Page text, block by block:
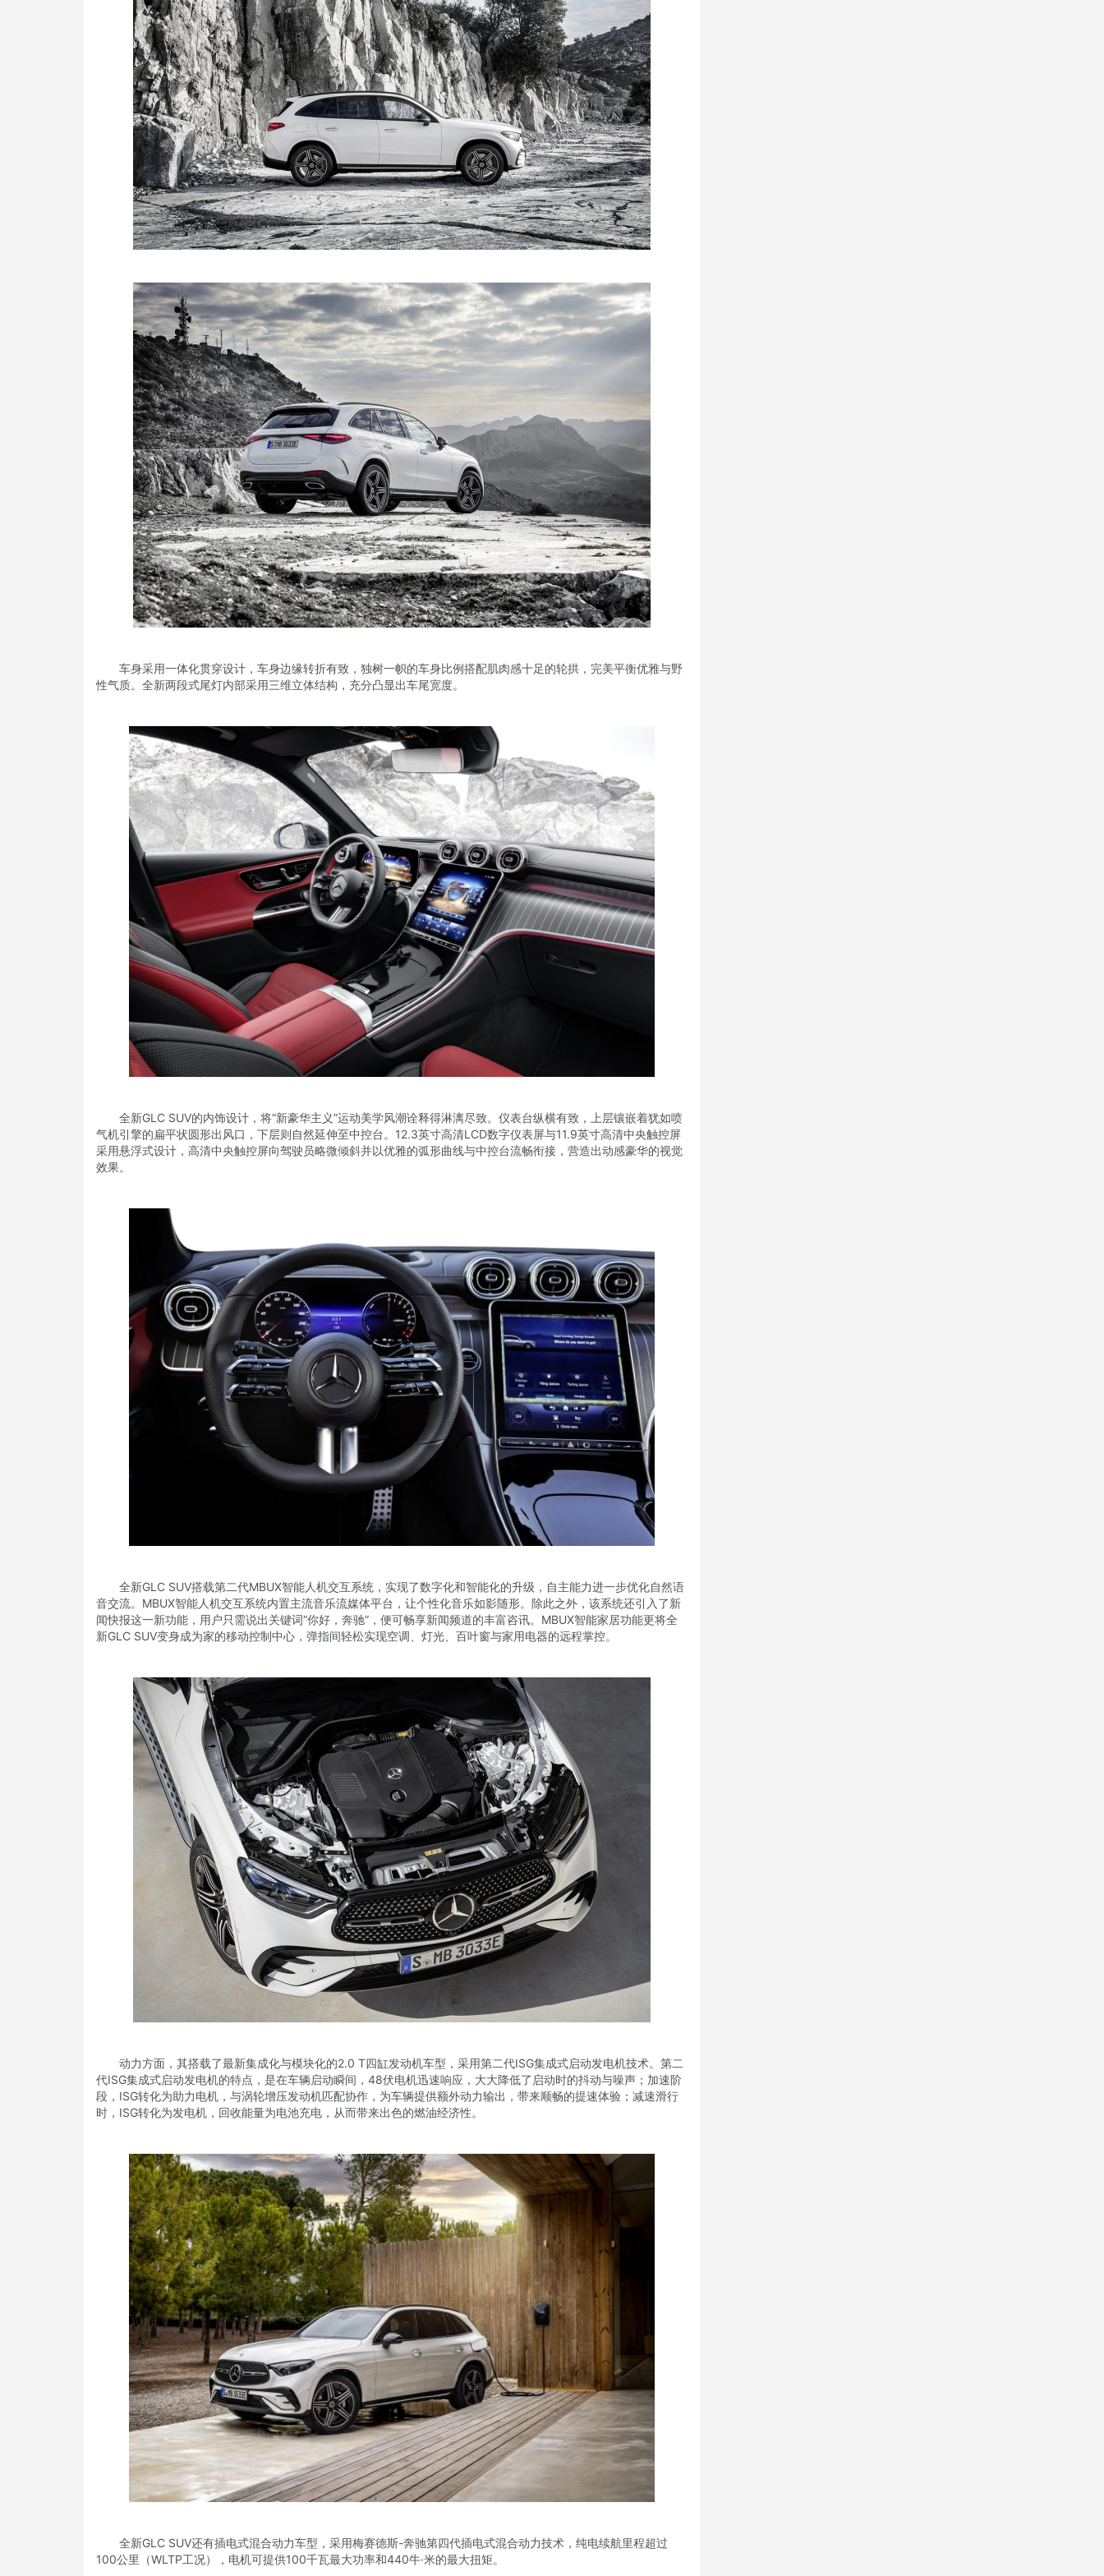
车身采用一体化贯穿设计，车身边缘转折有致，独树一帜的车身比例搭配肌肉感十足的轮拱，完美平衡优雅与野
性气质。全新两段式尾灯内部采用三维立体结构，充分凸显出车尾宽度。
全新GLC SUV的内饰设计，将“新豪华主义”运动美学风潮诠释得淋漓尽致。仪表台纵横有致，上层镶嵌着犹如喷
气机引擎的扁平状圆形出风口，下层则自然延伸至中控台。12.3英寸高清LCD数字仪表屏与11.9英寸高清中央触控屏
采用悬浮式设计，高清中央触控屏向驾驶员略微倾斜并以优雅的弧形曲线与中控台流畅衔接，营造出动感豪华的视觉
效果。
全新GLC SUV搭载第二代MBUX智能人机交互系统，实现了数字化和智能化的升级，自主能力进一步优化自然语
音交流。MBUX智能人机交互系统内置主流音乐流媒体平台，让个性化音乐如影随形。除此之外，该系统还引入了新
闻快报这一新功能，用户只需说出关键词“你好，奔驰”，便可畅享新闻频道的丰富咨讯。MBUX智能家居功能更将全
新GLC SUV变身成为家的移动控制中心，弹指间轻松实现空调、灯光、百叶窗与家用电器的远程掌控。
动力方面，其搭载了最新集成化与模块化的2.0 T四缸发动机车型，采用第二代ISG集成式启动发电机技术。第二
代ISG集成式启动发电机的特点，是在车辆启动瞬间，48伏电机迅速响应，大大降低了启动时的抖动与噪声；加速阶
段，ISG转化为助力电机，与涡轮增压发动机匹配协作，为车辆提供额外动力输出，带来顺畅的提速体验；减速滑行
时，ISG转化为发电机，回收能量为电池充电，从而带来出色的燃油经济性。
全新GLC SUV还有插电式混合动力车型，采用梅赛德斯-奔驰第四代插电式混合动力技术，纯电续航里程超过
100公里（WLTP工况），电机可提供100千瓦最大功率和440牛·米的最大扭矩。